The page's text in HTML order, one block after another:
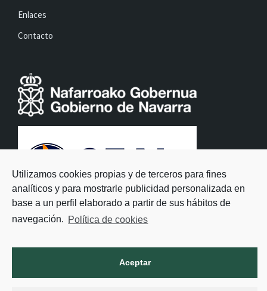
Utilizamos cookies propias y de terceros para fines
analíticos y para mostrarle publicidad personalizada en
base a un perfil elaborado a partir de sus hábitos de
navegación. Política de cookies
Aceptar
Enlaces
Contacto